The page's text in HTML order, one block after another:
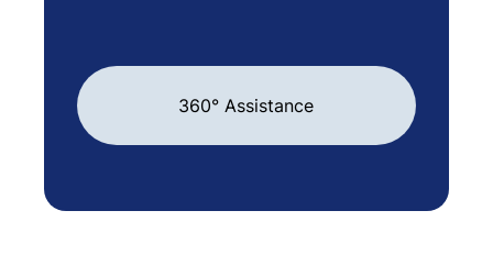
360° Assistance